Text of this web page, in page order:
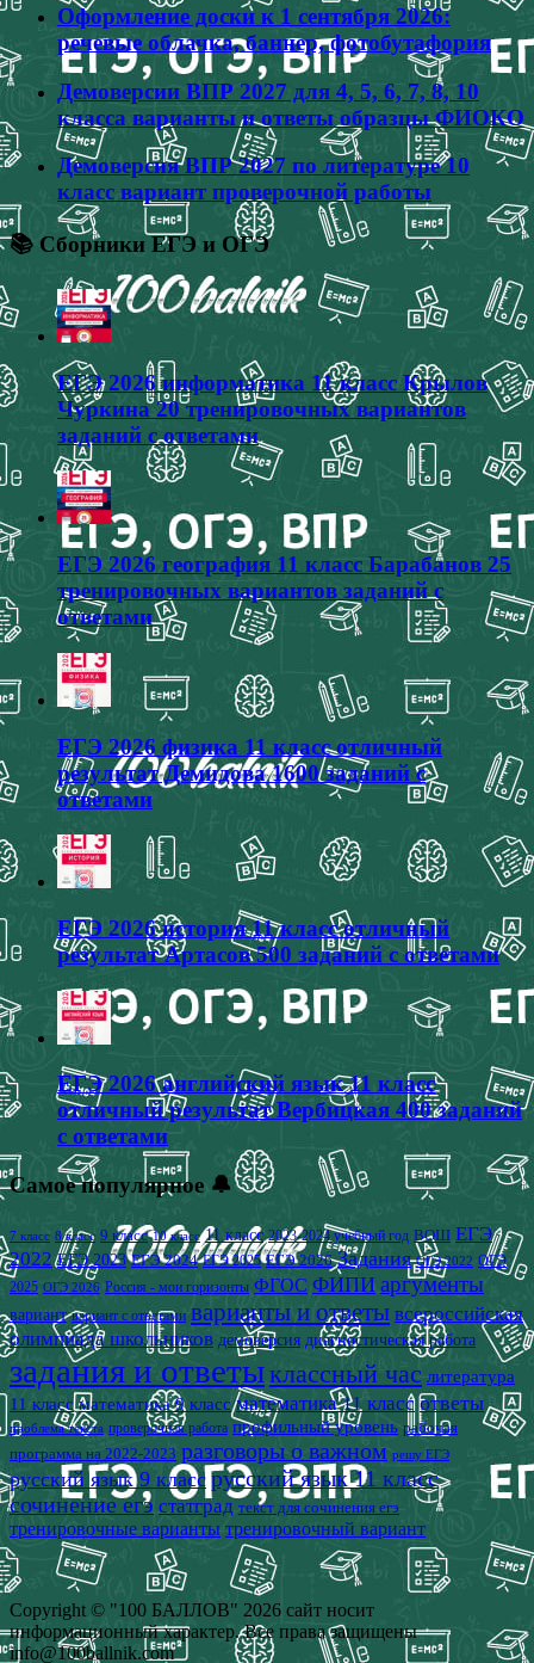
Оформление доски к 1 сентября 2026:
речевые облачка, баннер, фотобутафория
Демоверсии ВПР 2027 для 4, 5, 6, 7, 8, 10
класса варианты и ответы образцы ФИОКО
Демоверсия ВПР 2027 по литературе 10
класс вариант проверочной работы
📚 Сборники ЕГЭ и ОГЭ
ЕГЭ 2026 информатика 11 класс Крылов
Чуркина 20 тренировочных вариантов
заданий с ответами
ЕГЭ 2026 география 11 класс Барабанов 25
тренировочных вариантов заданий с
ответами
ЕГЭ 2026 физика 11 класс отличный
результат Демидова 1600 заданий с
ответами
ЕГЭ 2026 история 11 класс отличный
результат Артасов 500 заданий с ответами
ЕГЭ 2026 английский язык 11 класс
отличный результат Вербицкая 400 заданий
с ответами
Самое популярное 🔔
7 класс 8 класс 9 класс 10 класс 11 класс 2023-2024 учебный год ВОШ ЕГЭ
2022 ЕГЭ 2023 ЕГЭ 2024 ЕГЭ 2025 ЕГЭ 2026 Задания ОГЭ 2022 ОГЭ
2025 ОГЭ 2026 Россия - мои горизонты ФГОС ФИПИ аргументы
вариант вариант с ответами варианты и ответы всероссийская
олимпиада школьников демоверсия диагностическая работа
задания и ответыклассный час литература
11 класс математика 9 класс математика 11 класс ответы
проблема текста проверочная работа профильный уровень рабочая
программа на 2022-2023 разговоры о важном решу ЕГЭ
русский язык 9 класс русский язык 11 класс
сочинение егэ статград текст для сочинения егэ
тренировочные варианты тренировочный вариант
Copyright © "100 БАЛЛОВ" 2026 сайт носит
информационный характер. Все права защищены
info@100ballnik.com